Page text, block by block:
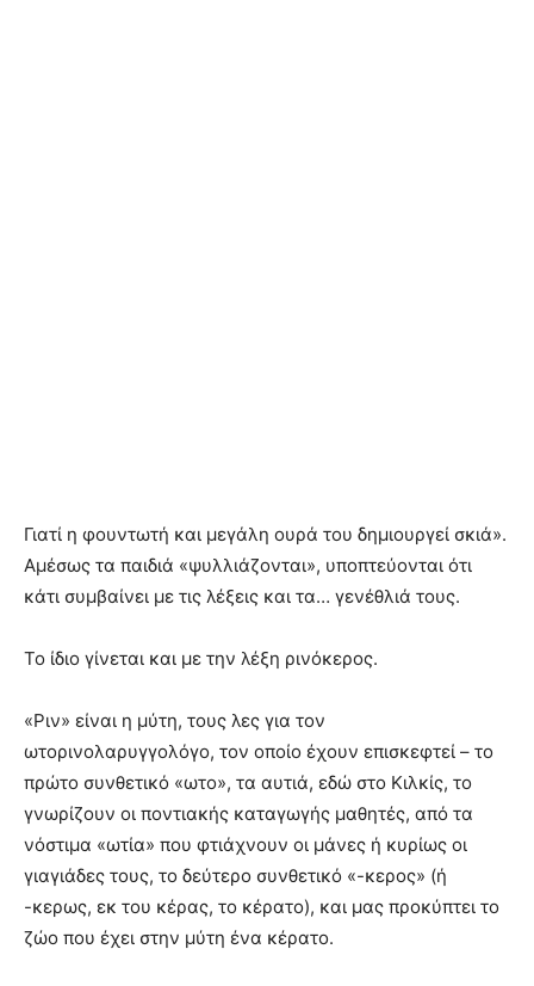
Γιατί η φουντωτή και μεγάλη ουρά του δημιουργεί σκιά».
Αμέσως τα παιδιά «ψυλλιάζονται», υποπτεύονται ότι
κάτι συμβαίνει με τις λέξεις και τα… γενέθλιά τους.
Το ίδιο γίνεται και με την λέξη ρινόκερος.
«Ριν» είναι η μύτη, τους λες για τον
ωτορινολαρυγγολόγο, τον οποίο έχουν επισκεφτεί – το
πρώτο συνθετικό «ωτο», τα αυτιά, εδώ στο Κιλκίς, το
γνωρίζουν οι ποντιακής καταγωγής μαθητές, από τα
νόστιμα «ωτία» που φτιάχνουν οι μάνες ή κυρίως οι
γιαγιάδες τους, το δεύτερο συνθετικό «-κερος» (ή
-κερως, εκ του κέρας, το κέρατο), και μας προκύπτει το
ζώο που έχει στην μύτη ένα κέρατο.